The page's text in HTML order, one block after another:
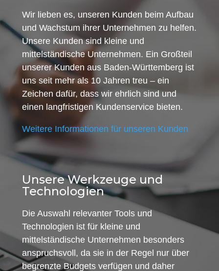
Wir lieben es, unseren Kunden beim Aufbau
und Wachstum ihrer Unternehmen zu helfen.
Unsere Kunden sind kleine und
mittelständische Unternehmen. Ein Großteil
unserer Kunden aus Baden-Württemberg ist
uns seit mehr als 10 Jahren treu – ein
Zeichen dafür, dass wir ehrlich sind und
einen langfristigen Kundenservice bieten.
Weitere Informationen für unseren Kunden
Unsere Werkzeuge und
Technologien
Die Auswahl relevanter Tools und
Technologien ist für kleine und
mittelständische Unternehmen besonders
anspruchsvoll, da sie in der Regel nur über
begrenzte Budgets verfügen und daher